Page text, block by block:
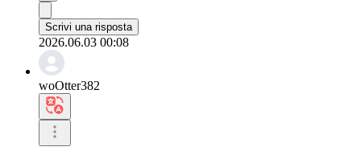
Scrivi una risposta
2026.06.03 00:08
woOtter382